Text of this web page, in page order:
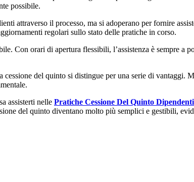
possibile.
attraverso il processo, ma si adoperano per fornire
regolari sullo stato delle pratiche in corso.
Con orari di apertura flessibili, l’assistenza è sempre a
del quinto si distingue per una serie di vantaggi.
assisterti nelle Pratiche Cessione Del Quinto
del quinto diventano molto più semplici e gestibili,